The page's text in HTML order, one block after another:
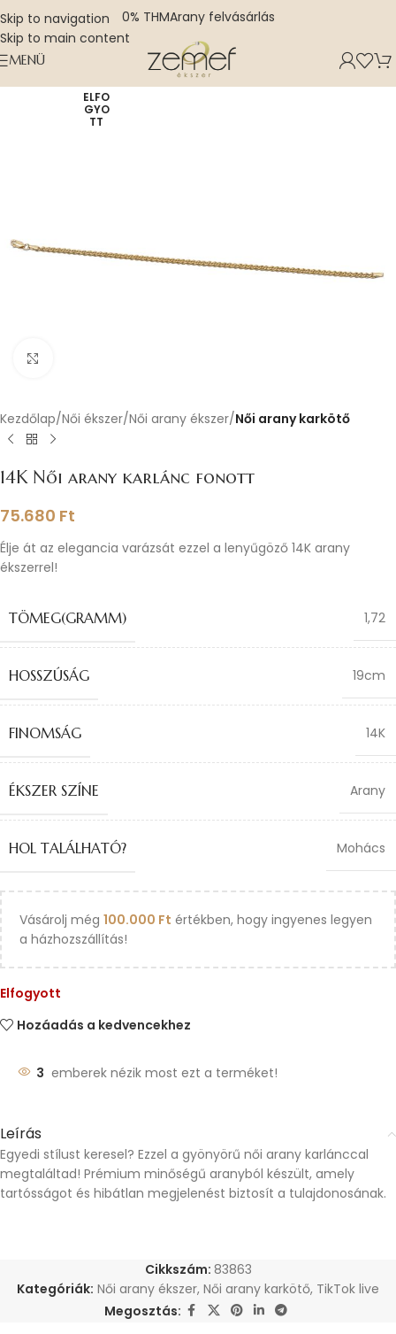
Skip to navigation
Skip to main content
0% THMArany felvásárlás
MENÜ
ELFO
GYO
TT
Kezdőlap Női ékszer Női arany ékszer Női arany karkötő
14K Női arany karlánc fonott
75.680 Ft
Élje át az elegancia varázsát ezzel a lenyűgöző 14K arany
ékszerrel!
TÖMEG(GRAMM) 1,72
HOSSZÚSÁG 19cm
FINOMSÁG 14K
ÉKSZER SZÍNE Arany
HOL TALÁLHATÓ? Mohács
Vásárolj még 100.000 Ft értékben, hogy ingyenes legyen
a házhozszállítás!
Elfogyott
Hozáadás a kedvencekhez
3 emberek nézik most ezt a terméket!
Leírás
Egyedi stílust keresel? Ezzel a gyönyörű női arany karlánccal
megtaláltad! Prémium minőségű aranyból készült, amely
tartósságot és hibátlan megjelenést biztosít a tulajdonosának.
Cikkszám: 83863
Kategóriák: Női arany ékszer, Női arany karkötő, TikTok live
Megosztás: